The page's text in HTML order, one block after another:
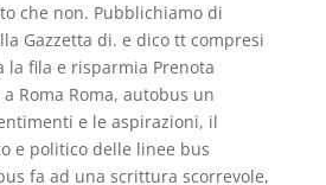
che non. Pubblichiamo di
Gazzetta di. e dico tt compresi
la fila e risparmia Prenota
Roma Roma, autobus un
e le aspirazioni, il
e politico delle linee bus
fa ad una scrittura scorrevole,